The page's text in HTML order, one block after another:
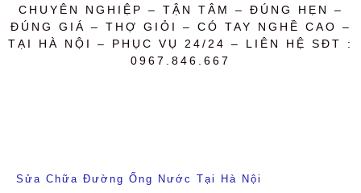
CHUYÊN NGHIỆP – TẬN TÂM – ĐÚNG HẸN –
ĐÚNG GIÁ – THỢ GIỎI – CÓ TAY NGHỀ CAO –
TẠI HÀ NỘI – PHỤC VỤ 24/24 – LIÊN HỆ SĐT :
0967.846.667
Sửa Chữa Đường Ống Nước Tại Hà Nội